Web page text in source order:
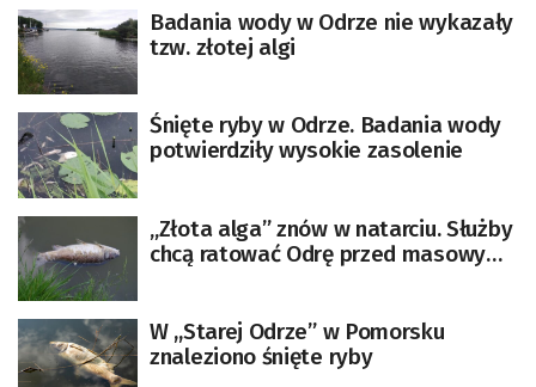
Badania wody w Odrze nie wykazały
tzw. złotej algi
Śnięte ryby w Odrze. Badania wody
potwierdziły wysokie zasolenie
„Złota alga” znów w natarciu. Służby
chcą ratować Odrę przed masowym
W ,,Starej Odrze” w Pomorsku
znaleziono śnięte ryby